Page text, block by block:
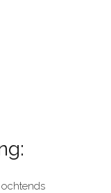
ochtends